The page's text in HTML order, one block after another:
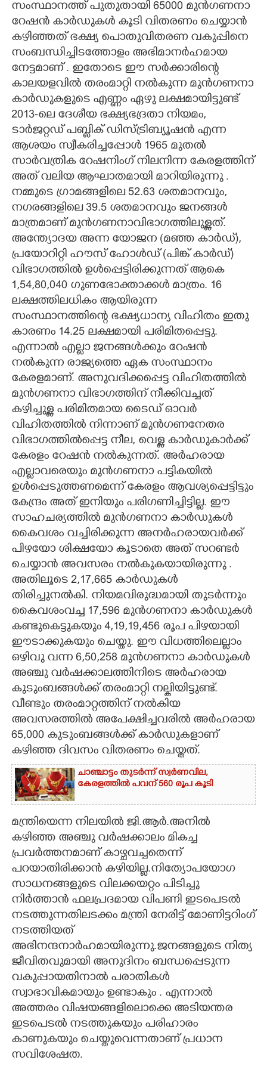
CARTOONS
LITERATURE
ZOOM
CONTACT US
സംസ്ഥാനത്ത് പുതുതായി 65000 മുൻഗണനാ
റേഷൻ കാർഡുകൾ കൂടി വിതരണം ചെയ്യാൻ
കഴിഞ്ഞത് ഭക്ഷ്യ പൊതുവിതരണ വകുപ്പിനെ
സംബന്ധിച്ചിടത്തോളം അഭിമാനർഹമായ
നേട്ടമാണ് . ഇതോടെ ഈ സർക്കാരിന്റെ
കാലയളവിൽ തരംമാറ്റി നൽകുന്ന മുൻഗണനാ
കാർഡുകളുടെ എണ്ണം ഏഴു ലക്ഷമായിട്ടുണ്ട്
2013-ലെ ദേശീയ ഭക്ഷ്യഭദ്രതാ നിയമം,​
ടാർജറ്റഡ് പബ്ലിക് ഡിസ്ട്രിബ്യൂഷൻ എന്ന
ആശയം സ്വീകരിച്ചപ്പോൾ 1965 മുതൽ
സാർവത്രിക റേഷനിംഗ് നിലനിന്ന കേരളത്തിന്
അത് വലിയ ആഘാതമായി മാറിയിരുന്നു .
നമ്മുടെ ഗ്രാമങ്ങളിലെ 52.63 ശതമാനവും,​
നഗരങ്ങളിലെ 39.5 ശതമാനവും ജനങ്ങൾ
മാത്രമാണ് മുൻഗണനാവിഭാഗത്തിലുള്ളത്.
അന്ത്യോദയ അന്ന യോജന (മഞ്ഞ കാർഡ്),
പ്രയോറിറ്റി ഹൗസ് ഹോൾഡ് (പിങ്ക് കാർഡ്)
വിഭാഗത്തിൽ ഉൾപ്പെട്ടിരിക്കുന്നത് ആകെ
1,54,80,040 ഗുണഭോക്താക്കൾ മാത്രം. 16
ലക്ഷത്തിലധികം ആയിരുന്ന
സംസ്ഥാനത്തിന്റെ ഭക്ഷ്യധാന്യ വിഹിതം ഇതു
കാരണം 14.25 ലക്ഷമായി പരിമിതപ്പെട്ടു.
എന്നാൽ എല്ലാ ജനങ്ങൾക്കും റേഷൻ
നൽകുന്ന രാജ്യത്തെ ഏക സംസ്ഥാനം
കേരളമാണ്. അനുവദിക്കപ്പെട്ട വിഹിതത്തിൽ
മുൻഗണനാ വിഭാഗത്തിന് നീക്കിവച്ചത്
കഴിച്ചുള്ള പരിമിതമായ ടൈഡ് ഓവർ
വിഹിതത്തിൽ നിന്നാണ് മുൻഗണനേതര
വിഭാഗത്തിൽപ്പെട്ട നീല, വെള്ള കാർഡുകാർക്ക്
കേരളം റേഷൻ നൽകുന്നത്. അർഹരായ
എല്ലാവരെയും മുൻഗണനാ പട്ടികയിൽ
ഉൾപ്പെടുത്തണമെന്ന് കേരളം ആവശ്യപ്പെട്ടിട്ടും
കേന്ദ്രം അത് ഇനിയും പരിഗണിച്ചിട്ടില്ല. ഈ
സാഹചര്യത്തിൽ മുൻഗണനാ കാർഡുകൾ
കൈവശം വച്ചിരിക്കുന്ന അനർഹരായവർക്ക്
പിഴയോ ശിക്ഷയോ കൂടാതെ അത് സറണ്ടർ
ചെയ്യാൻ അവസരം നൽകുകയായിരുന്നു .
അതിലൂടെ 2,17,665 കാർഡുകൾ
തിരി‌ച്ചുനൽകി. നിയമവിരുദ്ധമായി തുടർന്നും
കൈവശംവച്ച 17,596 മുൻഗണനാ കാർഡുകൾ
കണ്ടുകെട്ടുകയും 4,19,19,456 രൂപ പിഴയായി
ഈടാക്കുകയും ചെയ്തു. ഈ വിധത്തിലെല്ലാം
ഒഴിവു വന്ന 6,50,258 മുൻഗണനാ കാർഡുകൾ
അഞ്ചു വർഷക്കാലത്തിനിടെ അർഹരായ
കുടുംബങ്ങൾക്ക് തരംമാറ്റി നല്കിയിട്ടുണ്ട്.
വീണ്ടും തരംമാറ്റത്തിന് നൽകിയ
അവസരത്തിൽ അപേക്ഷിച്ചവരിൽ അർഹരായ
65,000 കുടുംബങ്ങൾക്ക് കാർഡുകളാണ്
കഴിഞ്ഞ ദിവസം വിതരണം ചെയ്തത്.
ചാഞ്ചാട്ടം തുടർന്ന് സ്വർണവില,
കേരളത്തിൽ പവന് 560 രൂപ കൂടി
മന്ത്രിയെന്ന നിലയിൽ ജി.ആർ.അനിൽ
കഴിഞ്ഞ അഞ്ചു വർഷക്കാലം മികച്ച
പ്രവർത്തനമാണ് കാഴ്ചവച്ചതെന്ന്
പറയാതിരിക്കാൻ കഴിയില്ല.നിത്യോപയോഗ
സാധനങ്ങളുടെ വിലക്കയറ്റം പിടിച്ചു
നിർത്താൻ ഫലപ്രദമായ വിപണി ഇടപെടൽ
നടത്തുന്നതിലടക്കം മന്ത്രി നേരിട്ട് മോണിട്ടറിംഗ്
നടത്തിയത്
അഭിനന്ദനാർഹമായിരുന്നു.ജനങ്ങളുടെ നിത്യ
ജീവിതവുമായി അനുദിനം ബന്ധപ്പെടുന്ന
വകുപ്പായതിനാൽ പരാതികൾ
സ്വാഭാവികമായും ഉണ്ടാകും . എന്നാൽ
അത്തരം വിഷയങ്ങളിലൊക്കെ അടിയന്തര
ഇടപെടൽ നടത്തുകയും പരിഹാരം
കാണുകയും ചെയ്തുവെന്നതാണ് പ്രധാന
സവിശേഷത.